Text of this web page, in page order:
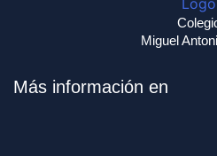
Miguel
Más información en